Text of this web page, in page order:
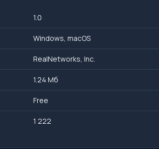
1.0
Windows, macOS
RealNetworks, Inc.
1.24 Мб
Free
1 222